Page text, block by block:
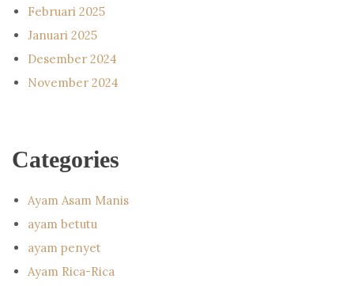
Februari 2025
Januari 2025
Desember 2024
November 2024
Categories
Ayam Asam Manis
ayam betutu
ayam penyet
Ayam Rica-Rica